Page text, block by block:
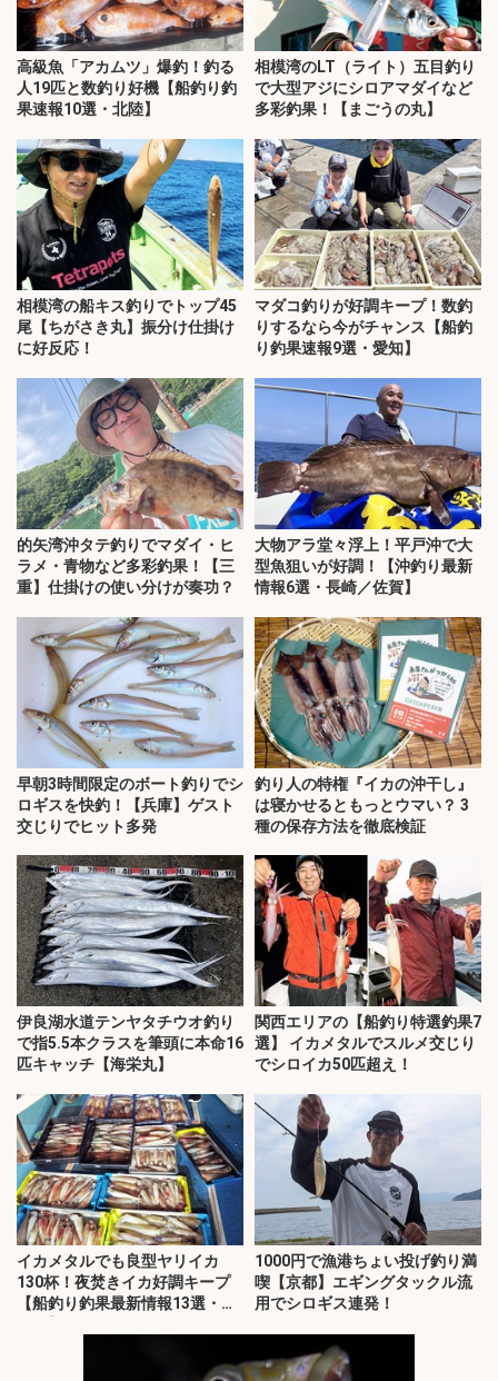
高級魚「アカムツ」爆釣！釣る
人19匹と数釣り好機【船釣り釣
果速報10選・北陸】
相模湾のLT（ライト）五目釣り
で大型アジにシロアマダイなど
多彩釣果！【まごうの丸】
相模湾の船キス釣りでトップ45
尾【ちがさき丸】振分け仕掛け
に好反応！
マダコ釣りが好調キープ！数釣
りするなら今がチャンス【船釣
り釣果速報9選・愛知】
的矢湾沖タテ釣りでマダイ・ヒ
ラメ・青物など多彩釣果！【三
重】仕掛けの使い分けが奏功？
大物アラ堂々浮上！平戸沖で大
型魚狙いが好調！【沖釣り最新
情報6選・長崎／佐賀】
早朝3時間限定のボート釣りでシ
ロギスを快釣！【兵庫】ゲスト
交じりでヒット多発
釣り人の特権『イカの沖干し』
は寝かせるともっとウマい？ 3
種の保存方法を徹底検証
伊良湖水道テンヤタチウオ釣り
で指5.5本クラスを筆頭に本命16
匹キャッチ【海栄丸】
関西エリアの【船釣り特選釣果7
選】 イカメタルでスルメ交じり
でシロイカ50匹超え！
イカメタルでも良型ヤリイカ
130杯！夜焚きイカ好調キープ
【船釣り釣果最新情報13選・玄
1000円で漁港ちょい投げ釣り満
喫【京都】エギングタックル流
用でシロギス連発！